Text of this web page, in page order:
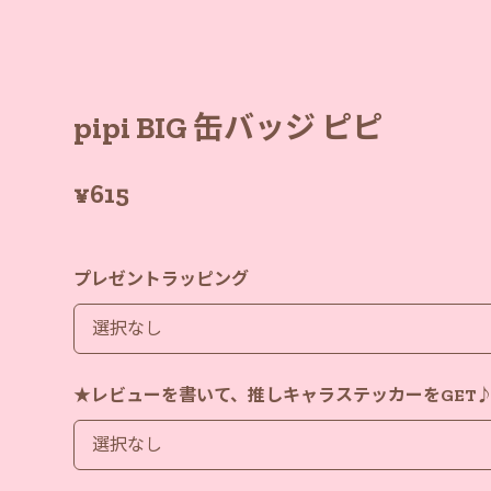
pipi BIG 缶バッジ ピピ
¥615
プレゼントラッピング
★レビューを書いて、推しキャラステッカーを